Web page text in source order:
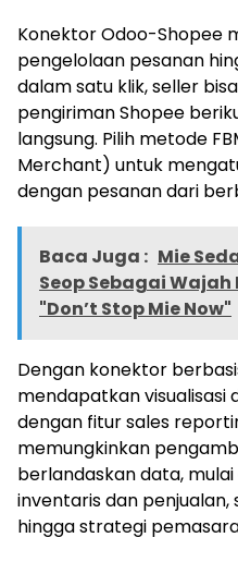
Konektor Odoo-Shopee
pengelolaan pesanan
dalam satu klik, seller
pengiriman Shopee
langsung. Pilih metode
Merchant) untuk
dengan pesanan dari
Baca Juga : Mie
Seop Sebagai
"Don’t Stop Mie Now"
Dengan konektor
mendapatkan visualisasi
dengan fitur sales
memungkinkan
berlandaskan data,
inventaris dan
hingga strategi